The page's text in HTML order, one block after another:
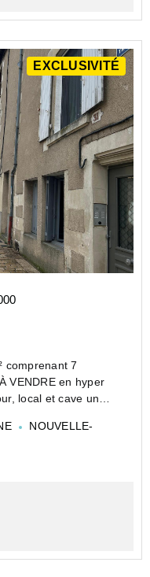
EXCLUSIVITÉ
comprenant 7
VENDRE en hyper
local et cave un
+ 2 type 2).
NOUVELLE-